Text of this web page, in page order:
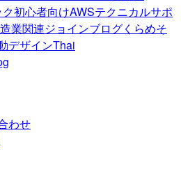
初心者向けAWSテクニカルサポ
業関連ジョインブログくらめそ
デザインThai
わせ